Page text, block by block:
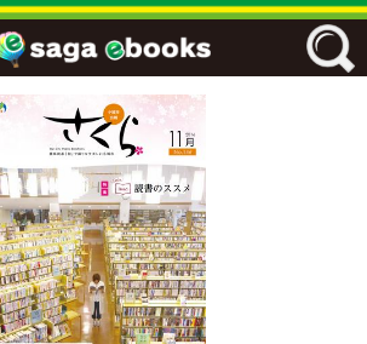
フリーワード
ジャンル
エリア